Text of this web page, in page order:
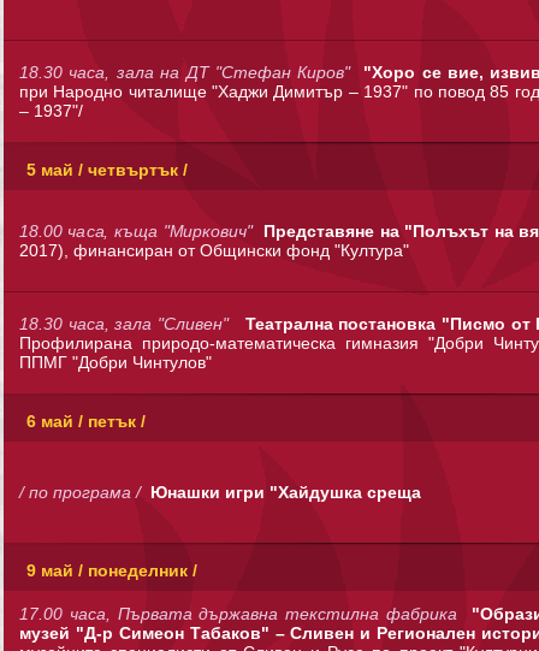
18.30 часа, зала на ДТ "Стефан Киров"
"Хоро се вие,
при Народно читалище "Хаджи Димитър – 1937" по повод 85
– 1937"/
5 май / четвъртък /
18.00 часа, къща "Миркович" Представяне на "Полъхът на
2017), финансиран от Общински фонд "Култура"
18.30 часа, зала "Сливен"
Театрална постановка "Писмо
Профилирана природо-математическа гимназия "Добри
ППМГ "Добри Чинтулов"
6 май / петък /
/ по програма / Юнашки игри "Хайдушка среща
9 май / понеделник /
17.00 часа, Първата държавна текстилна фабрика
музей "Д-р Симеон Табаков" – Сливен и Регионален